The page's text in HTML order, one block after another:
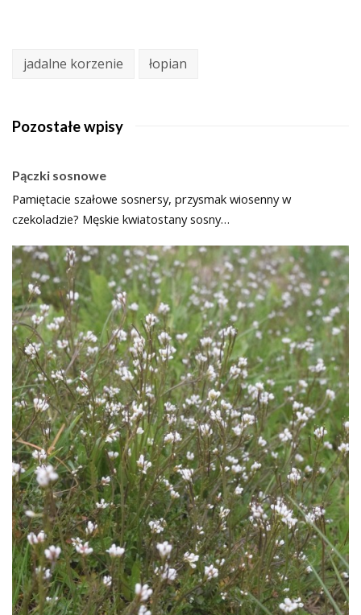
jadalne korzenie łopian
Pozostałe wpisy
Pączki sosnowe
Pamiętacie szałowe sosnersy, przysmak wiosenny w
czekoladzie? Męskie kwiatostany sosny…